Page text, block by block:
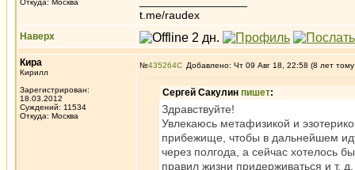
Откуда: Москва
t.me/raudex
Наверх
Кира
Кирилл
Зарегистрирован:
18.03.2012
Суждений: 11534
Откуда: Москва
№435264 Добавлено: Чт 09 Авг 18, 22:58 (8 лет
Сергей Сакулин пишет:
Здравствуйте!
Увлекаюсь метафизикой и
прибежище, чтобы в дальнейшем
через полгода, а сейчас хотелось
правил жизни придерживаться и т.